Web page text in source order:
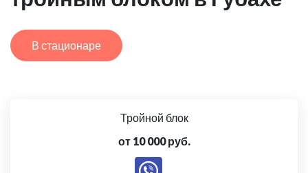
В стационаре
Тройной блок
от 10 000 руб.